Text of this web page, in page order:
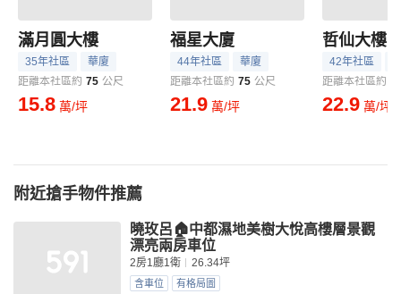
滿月圓大樓
35年社區
華廈
距離本社區約 75 公尺
15.8 萬/坪
福星大廈
44年社區
華廈
距離本社區約 75 公尺
21.9 萬/坪
哲仙大樓
42年社區
距離本社區約
22.9 萬/坪
附近搶手物件推薦
曉玫呂🏠中都濕地美樹大悅高樓層景觀
漂亮兩房車位
2房1廳1衛 26.34坪
含車位 有格局圖